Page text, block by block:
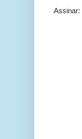
Assinar: